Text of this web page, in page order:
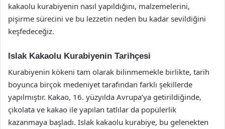
kakaolu kurabiyenin nasıl yapıldığını, malzemelerini,
pişirme sürecini ve bu lezzetin neden bu kadar sevildiğini
keşfedeceğiz.
Islak Kakaolu Kurabiyenin Tarihçesi
Kurabiyenin kökeni tam olarak bilinmemekle birlikte, tarih
boyunca birçok medeniyet tarafından farklı şekillerde
yapılmıştır. Kakao, 16. yüzyılda Avrupa’ya getirildiğinde,
çikolata ve kakao ile yapılan tatlılar da popülerlik
kazanmaya başladı. Islak kakaolu kurabiye, bu gelenekten